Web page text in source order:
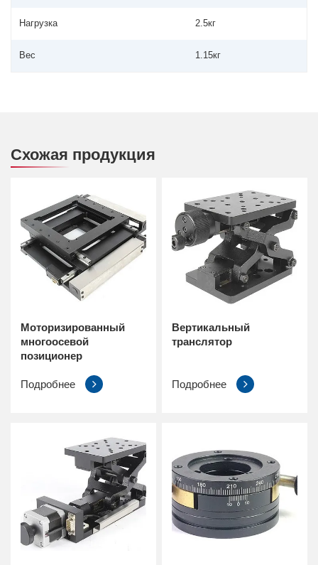
Нагрузка 2.5кг
Вес 1.15кг
Схожая продукция
Моторизированный
многоосевой
позиционер
Подробнее
Вертикальный
транслятор
Подробнее